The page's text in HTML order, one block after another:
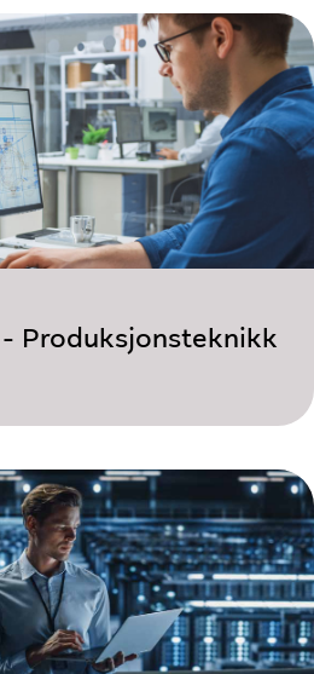
Produksjonsteknikk